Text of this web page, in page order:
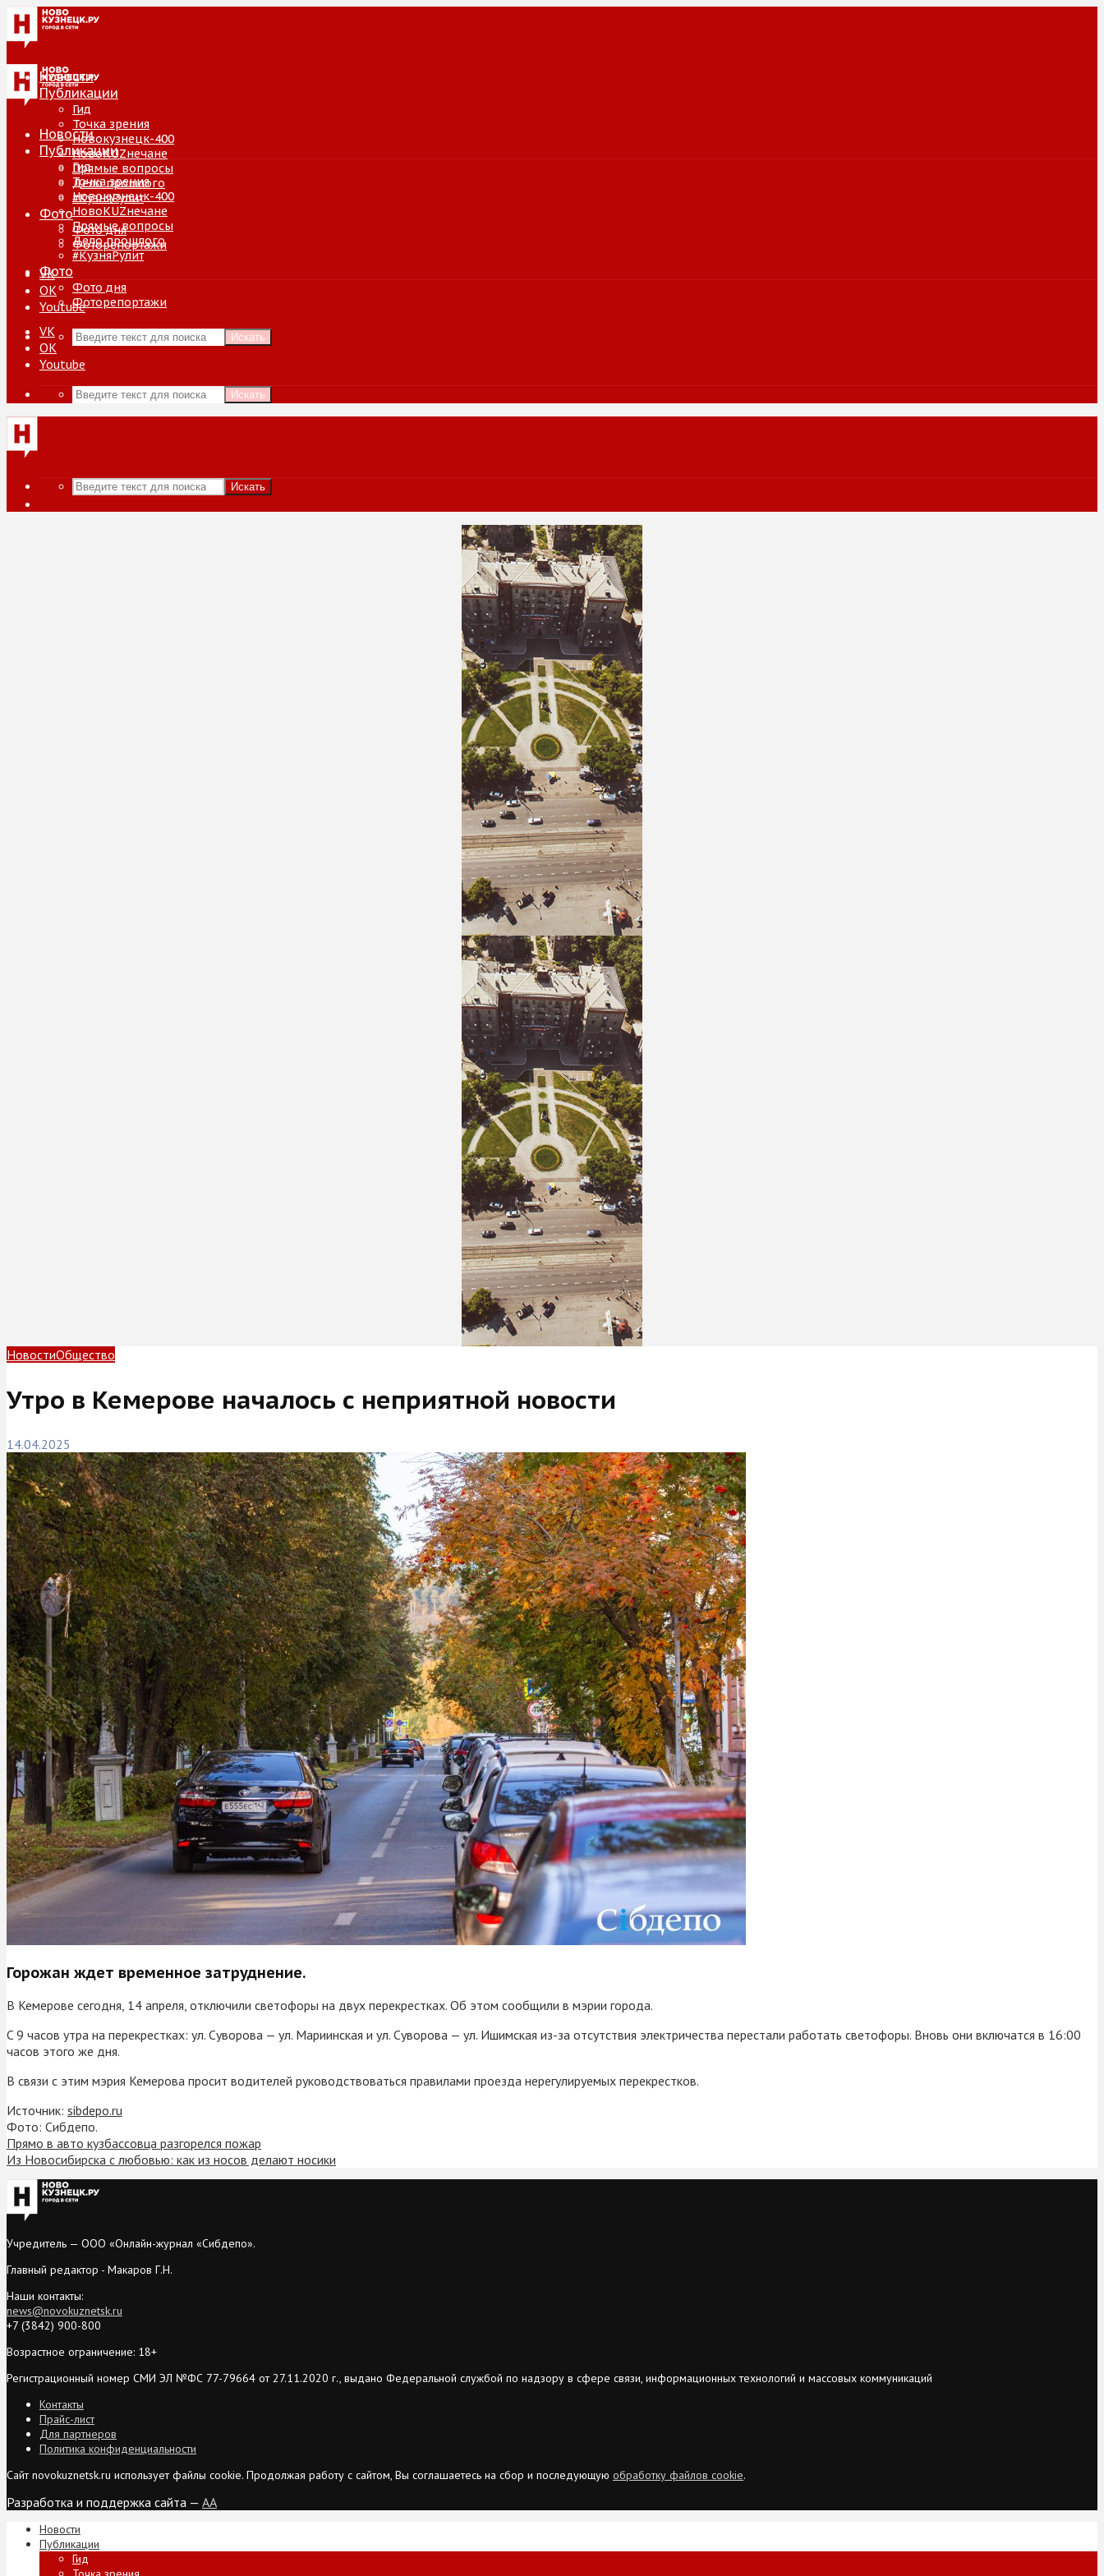
Новости
Публикации
Гид
Точка зрения
Новокузнецк-400
НовоKUZнечане
Прямые вопросы
Дело прошлого
#КузняРулит
Фото
Фото дня
Фоторепортажи
VK
ОК
Youtube
Искать
Новости
Публикации
Гид
Точка зрения
Новокузнецк-400
НовоKUZнечане
Прямые вопросы
Дело прошлого
#КузняРулит
Фото
Фото дня
Фоторепортажи
VK
ОК
Youtube
Искать
Искать
НовостиОбщество
Утро в Кемерове началось с неприятной новости
14.04.2025
Горожан ждет временное затруднение.
В Кемерове сегодня, 14 апреля, отключили светофоры на двух перекрестках. Об этом сообщили в мэрии города.
C 9 часов утра на перекрестках: ул. Суворова — ул. Мариинская и ул. Суворова — ул. Ишимская из-за отсутствия электричества перестали работать светофоры. Вновь они включатся в 16:00
часов этого же дня.
В связи с этим мэрия Кемерова просит водителей руководствоваться правилами проезда нерегулируемых перекрестков.
Источник: sibdepo.ru
Фото: Сибдепо.
Прямо в авто кузбассовца разгорелся пожар
Из Новосибирска с любовью: как из носов делают носики
Учредитель — ООО «Онлайн-журнал «Сибдепо».
Главный редактор - Макаров Г.Н.
Наши контакты:
news@novokuznetsk.ru
+7 (3842) 900-800
Возрастное ограничение: 18+
Регистрационный номер СМИ ЭЛ №ФС 77-79664 от 27.11.2020 г., выдано Федеральной службой по надзору в сфере связи, информационных технологий и массовых коммуникаций
Контакты
Прайс-лист
Для партнеров
Политика конфиденциальности
Сайт novokuznetsk.ru использует файлы cookie. Продолжая работу с сайтом, Вы соглашаетесь на сбор и последующую обработку файлов cookie.
Разработка и поддержка сайта — AA
Новости
Публикации
Гид